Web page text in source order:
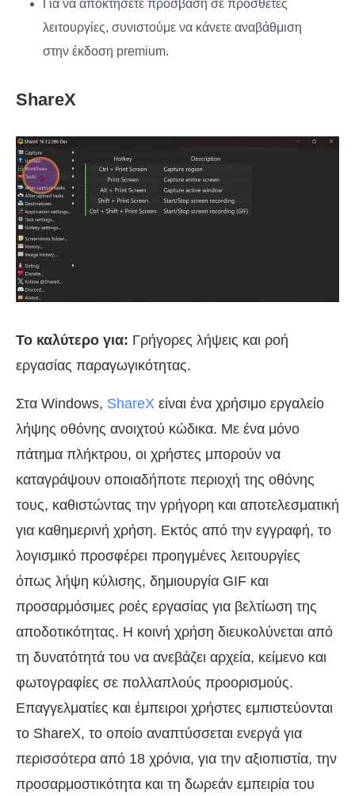
Για να αποκτήσετε πρόσβαση σε πρόσθετες
λειτουργίες, συνιστούμε να κάνετε αναβάθμιση
στην έκδοση premium.
ShareX
Το καλύτερο για: Γρήγορες λήψεις και ροή
εργασίας παραγωγικότητας.
Στα Windows, ShareX είναι ένα χρήσιμο εργαλείο
λήψης οθόνης ανοιχτού κώδικα. Με ένα μόνο
πάτημα πλήκτρου, οι χρήστες μπορούν να
καταγράψουν οποιαδήποτε περιοχή της οθόνης
τους, καθιστώντας την γρήγορη και αποτελεσματική
για καθημερινή χρήση. Εκτός από την εγγραφή, το
λογισμικό προσφέρει προηγμένες λειτουργίες
όπως λήψη κύλισης, δημιουργία GIF και
προσαρμόσιμες ροές εργασίας για βελτίωση της
αποδοτικότητας. Η κοινή χρήση διευκολύνεται από
τη δυνατότητά του να ανεβάζει αρχεία, κείμενο και
φωτογραφίες σε πολλαπλούς προορισμούς.
Επαγγελματίες και έμπειροι χρήστες εμπιστεύονται
το ShareX, το οποίο αναπτύσσεται ενεργά για
περισσότερα από 18 χρόνια, για την αξιοπιστία, την
προσαρμοστικότητα και τη δωρεάν εμπειρία του